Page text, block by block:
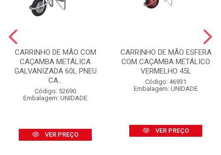
CARRINHO DE MÃO COM
CAÇAMBA METÁLICA
GALVANIZADA 60L PNEU
CA...
Código: 52690
Embalagem: UNIDADE
VER PREÇO
CARRINHO DE MÃO ESFERA
COM CAÇAMBA METÁLICO
VERMELHO 45L
Código: 46931
Embalagem: UNIDADE
VER PREÇO